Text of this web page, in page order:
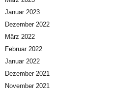
Januar 2023
Dezember 2022
März 2022
Februar 2022
Januar 2022
Dezember 2021
November 2021